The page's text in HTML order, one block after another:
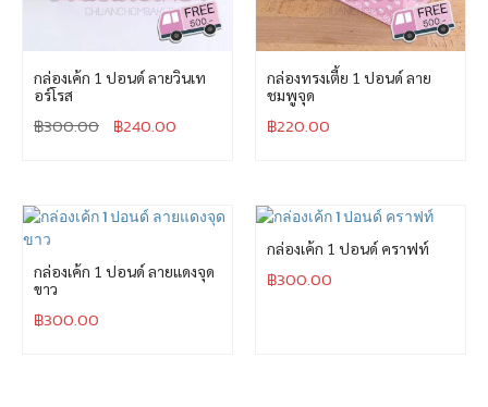
กล่องเค้ก 1 ปอนด์ ลายวินเท
อร์โรส
฿300.00 ฿240.00
กล่องทรงเตี้ย 1 ปอนด์ ลาย
ชมพูจุด
฿220.00
กล่องเค้ก 1 ปอนด์ ลายแดงจุด
ขาว
฿300.00
กล่องเค้ก 1 ปอนด์ คราฟท์
฿300.00